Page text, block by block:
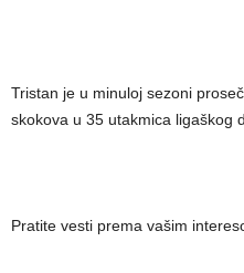
Tristan je u minuloj sezoni
skokova u 35 utakmica ligaškog
Pratite vesti prema vašim